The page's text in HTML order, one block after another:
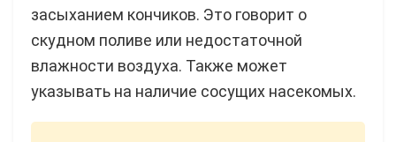
засыханием кончиков. Это говорит о
скудном поливе или недостаточной
влажности воздуха. Также может
указывать на наличие сосущих насекомых.